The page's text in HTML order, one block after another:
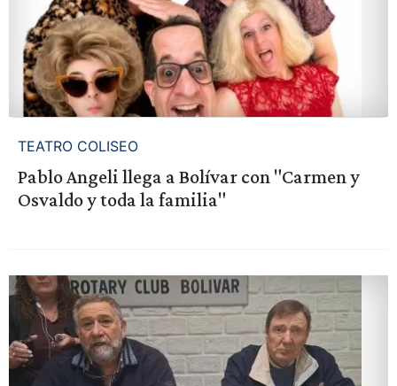
TEATRO COLISEO
Pablo Angeli llega a Bolívar con "Carmen y
Osvaldo y toda la familia"